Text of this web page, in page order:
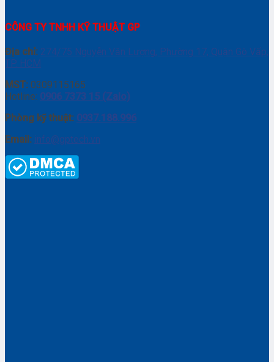
CÔNG TY TNHH KỸ THUẬT GP
Địa chỉ: 274/75 Nguyễn Văn Lượng, Phường 17, Quận Gò Vấp,
TP. HCM
MST: 0309115165
Hotline: 0906 7373 15 (Zalo)
Phòng kỹ thuật: 0937.188.996
Email: info@gptech.vn